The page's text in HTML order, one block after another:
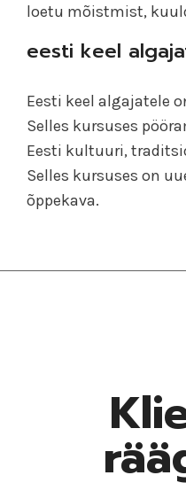
loetu mõistmist,
eesti keel
Eesti keel algajatele
Selles kursuses
Eesti kultuuri,
Selles kursuses on
õppekava.